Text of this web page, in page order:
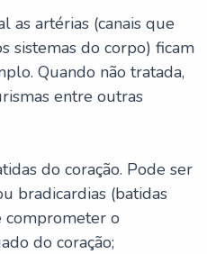
as artérias (canais que
sistemas do corpo) ficam
Quando não tratada,
entre outras
do coração. Pode ser
bradicardias (batidas
comprometer o
do coração;